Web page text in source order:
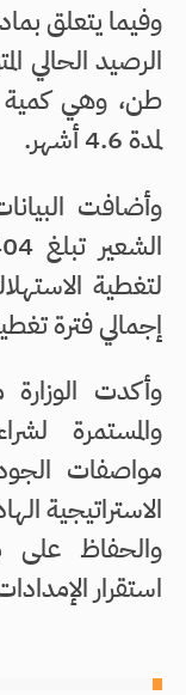
وفيما يتعلق
طن، وهي كمية
لمدة 4.6 أشهر.
وأضافت
إجمالي فترة تغطية
وأكدت
والمستمرة
مواصفات
الاستراتيجية
والحفاظ
استقرار